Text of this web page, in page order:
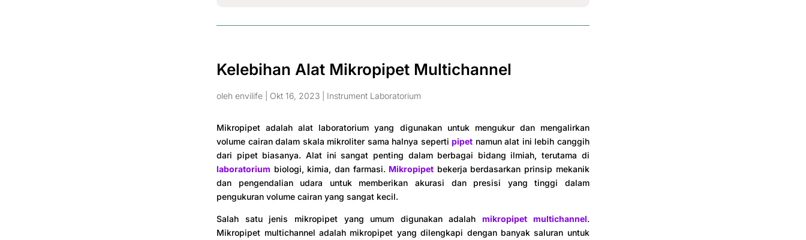
Kelebihan Alat Mikropipet Multichannel
olehenvilife Okt 16, 2023 Instrument Laboratorium
Mikropipet adalah alat laboratorium yang digunakan untuk mengukur dan mengalirkan
volume cairan dalam skala mikroliter sama halnya sepertipipet namun alat ini lebih canggih
dari pipet biasanya. Alat ini sangat penting dalam berbagai bidang ilmiah, terutama di
laboratorium biologi, kimia, dan farmasi. Mikropipet bekerja berdasarkan prinsip mekanik
dan pengendalian udara untuk memberikan akurasi dan presisi yang tinggi dalam
pengukuran volume cairan yang sangat kecil.
Salah satu jenis mikropipet yang umum digunakan adalahmikropipet multichannel.
Mikropipet multichannel adalah mikropipet yang dilengkapi dengan banyak saluran untuk